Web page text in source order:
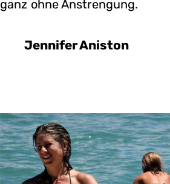
ganz ohne Anstrengung.
Jennifer Aniston